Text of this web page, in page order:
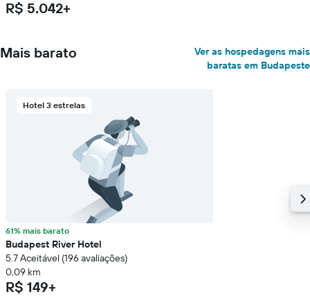
R$ 5.042+
Mais barato
Ver as hospedagens mais
baratas em Budapeste
Hotel 3 estrelas
61% mais barato
Budapest River Hotel
5.7 Aceitável (196 avaliações)
0,09 km
R$ 149+